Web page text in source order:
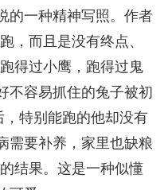
的一种精神写照。作者
，而且是没有终点、
得过小鹰，跑得过鬼
不容易抓住的兔子被初
，特别能跑的他却没有
需要补养，家里也缺粮
的结果。这是一种似懂